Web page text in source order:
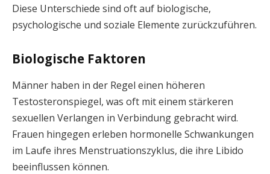
Diese Unterschiede sind oft auf biologische,
psychologische und soziale Elemente zurückzuführen.
Biologische Faktoren
Männer haben in der Regel einen höheren
Testosteronspiegel, was oft mit einem stärkeren
sexuellen Verlangen in Verbindung gebracht wird.
Frauen hingegen erleben hormonelle Schwankungen
im Laufe ihres Menstruationszyklus, die ihre Libido
beeinflussen können.